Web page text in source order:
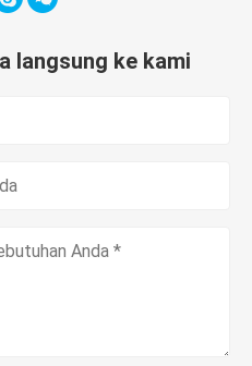
langsung ke kami